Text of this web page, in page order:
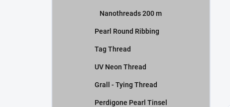
Nanothreads 200 m
Pearl Round Ribbing
Tag Thread
UV Neon Thread
Grall - Tying Thread
Perdigone Pearl Tinsel